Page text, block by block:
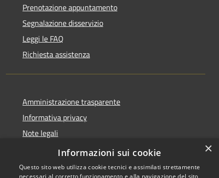
Prenotazione appuntamento
Segnalazione disservizio
Leggi le FAQ
Richiesta assistenza
Amministrazione trasparente
Informativa privacy
Note legali
Dichiarazione di Accessibilità
×
Informazioni sui cookie
Questo sito web utilizza cookie tecnici e assimilati strettamente
necessari al corretto funzionamento e alla navigazione del sito,